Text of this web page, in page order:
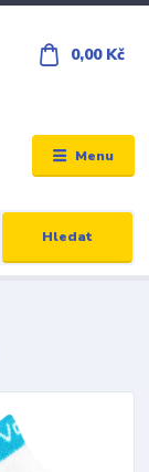
Menu
Hledat
0,00 Kč